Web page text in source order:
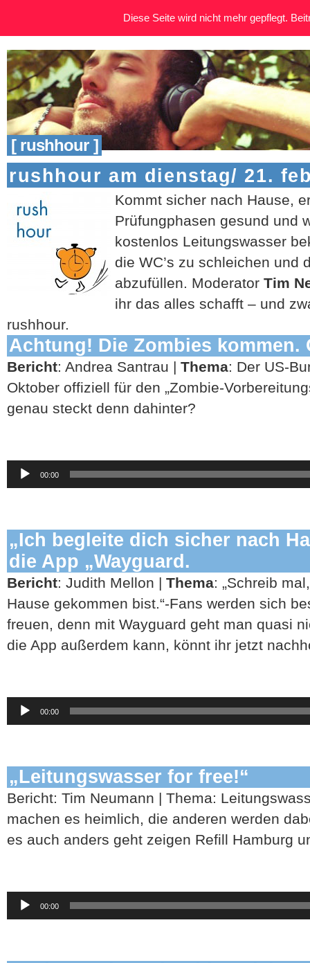
[ rushhour ]
rushhour am dienstag/ 21.
Kommt sicher nach Hause,
Prüfungphasen gesund und
kostenlos Leitungswasser
die WC’s zu schleichen und
abzufüllen. Moderator Tim
ihr das alles schafft – und
rushhour.
Achtung! Die Zombies
Bericht: Andrea Santrau | Thema: Der US-
Oktober offiziell für den „Zombie-
genau steckt denn dahinter?
Audio-
Player
00:00
„Ich begleite dich sicher nach
die App „Wayguard.
Bericht: Judith Mellon | Thema: „Schreib
Hause gekommen bist.“-Fans werden sich
freuen, denn mit Wayguard geht man quasi
die App außerdem kann, könnt ihr jetzt
Audio-
Player
00:00
„Leitungswasser for free!“
Bericht: Tim Neumann | Thema:
machen es heimlich, die anderen werden
es auch anders geht zeigen Refill Hamburg
Audio-
Player
00:00
Diese Seite wird nicht mehr gepflegt.